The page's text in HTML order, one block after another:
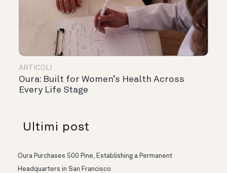
ARTICOLI
Oura: Built for Women’s Health Across
Every Life Stage
Ultimi post
Oura Purchases 500 Pine, Establishing a Permanent
Headquarters in San Francisco